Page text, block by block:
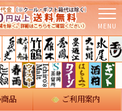
MENU
品
ご利用案内